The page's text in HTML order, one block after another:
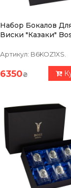
Набор Бокалов
Виски "Казаки"
Серебро, Хрусталь
Артикул: B6KOZ1XS.
6350₴